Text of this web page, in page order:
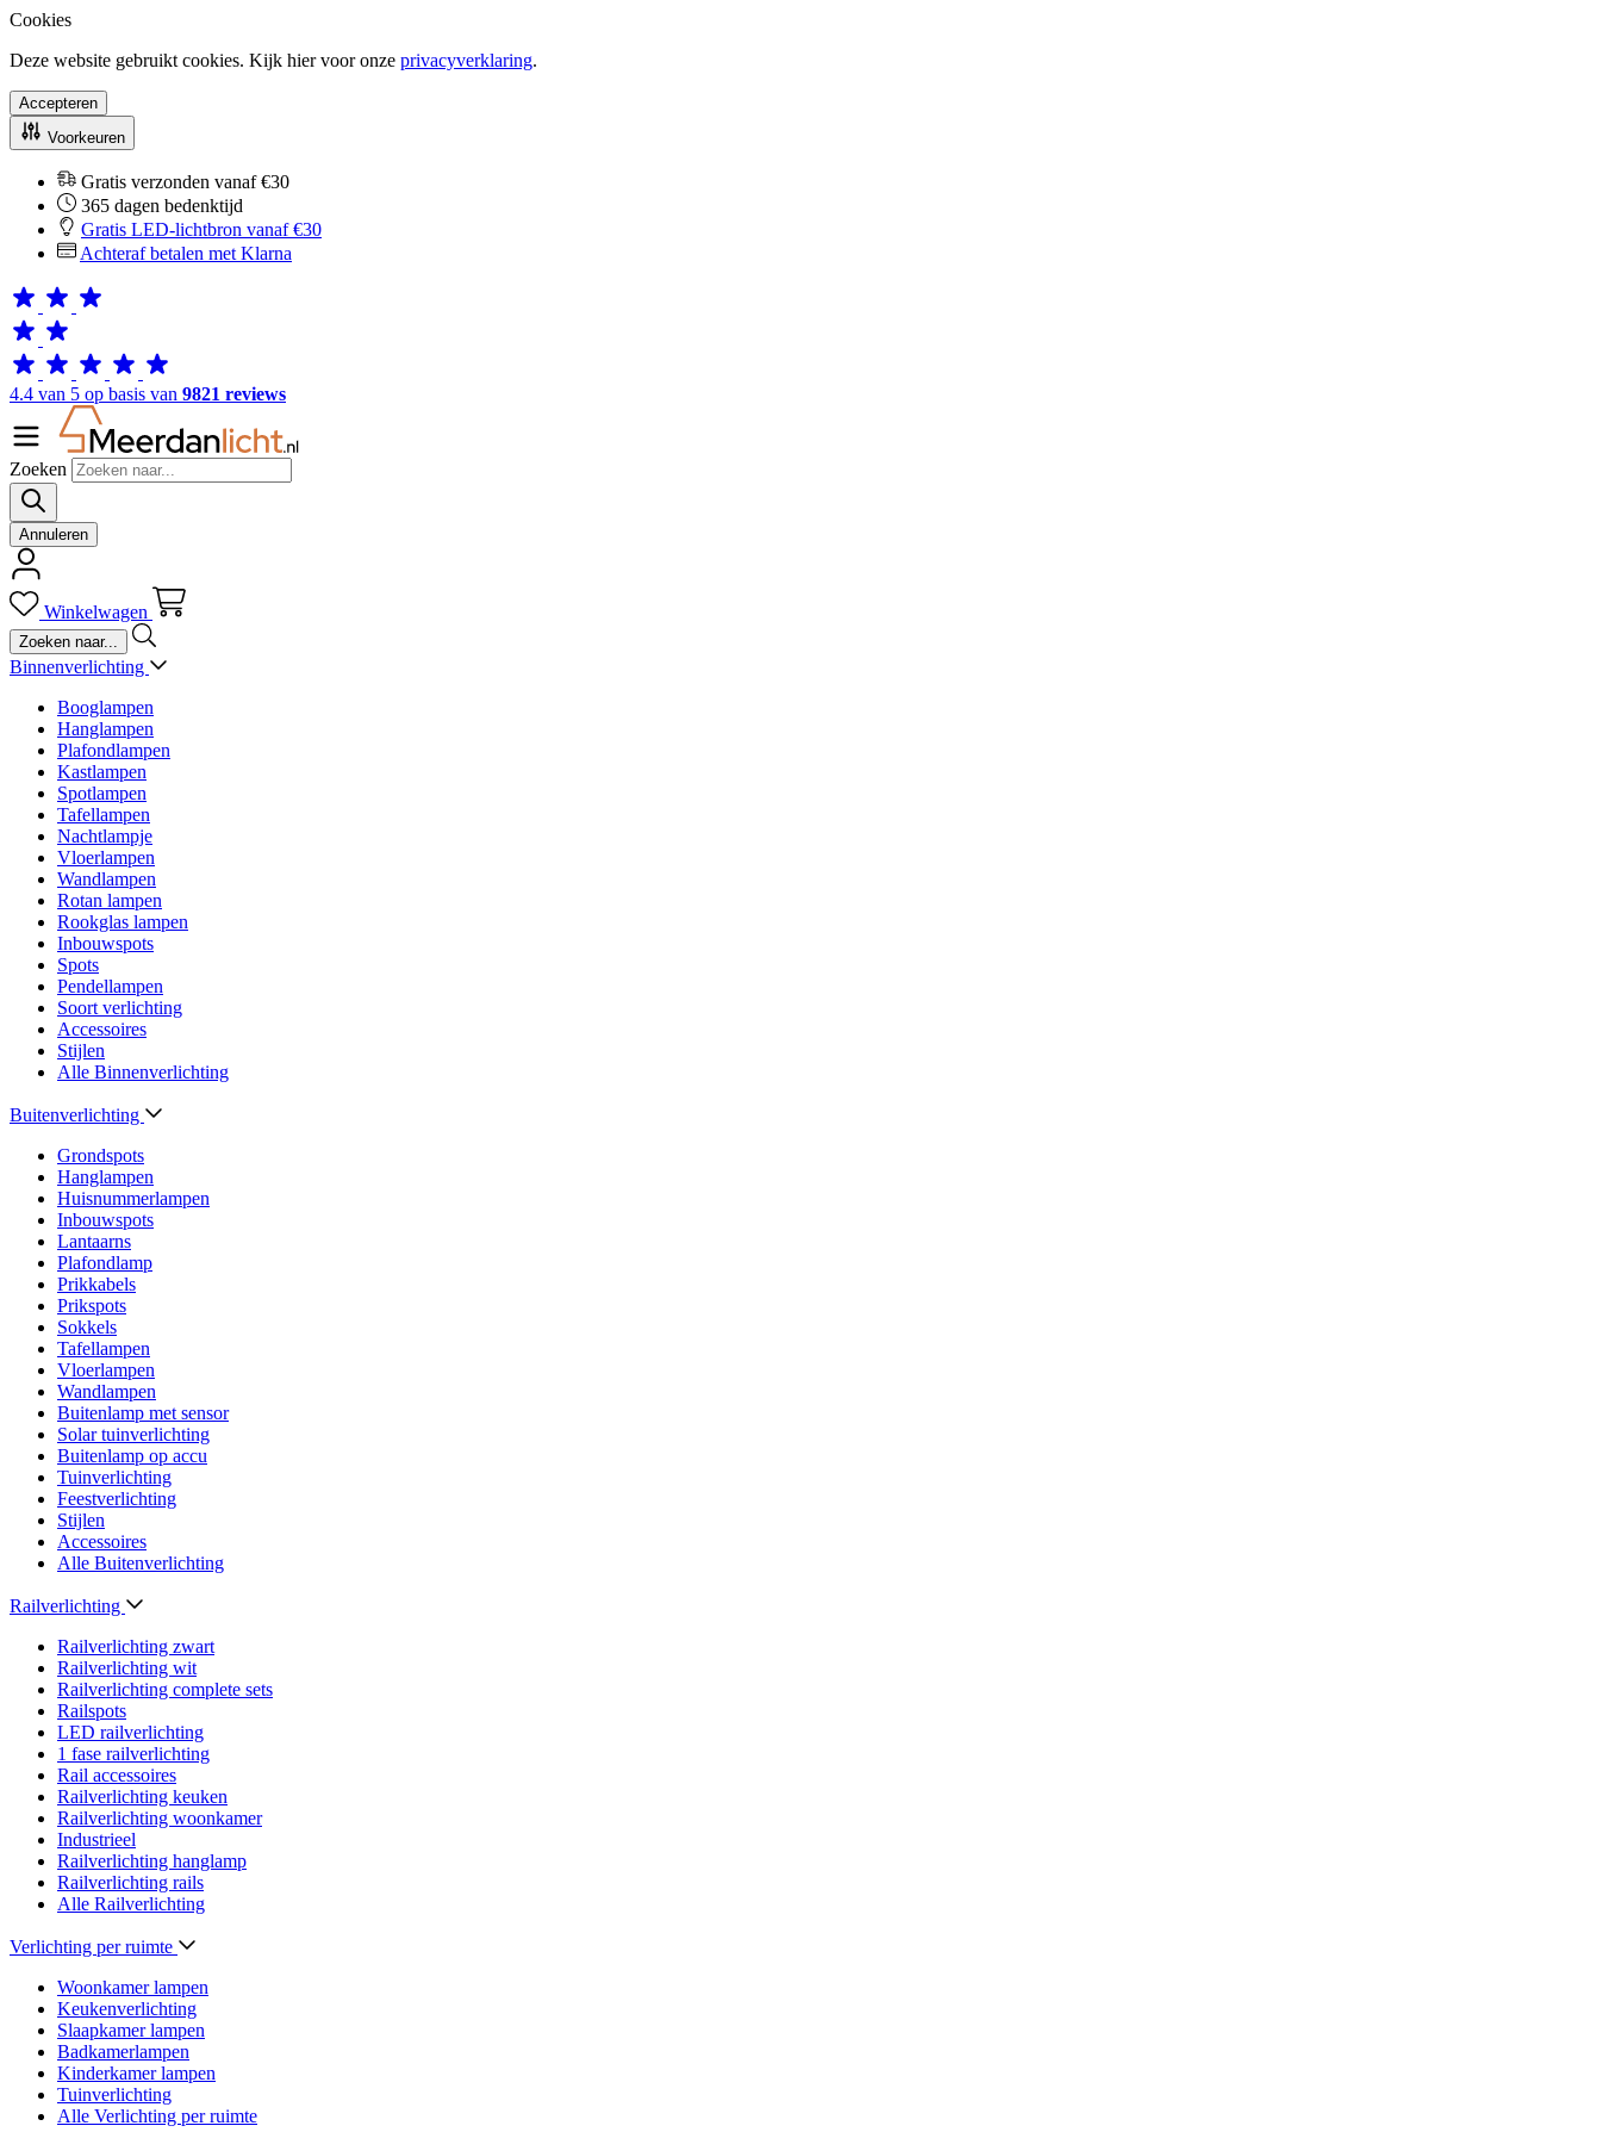
Cookies
Deze website gebruikt cookies. Kijk hier voor onze privacyverklaring.
Accepteren
Voorkeuren
Gratis verzonden vanaf €30
365 dagen bedenktijd
Gratis LED-lichtbron vanaf €30
Achteraf betalen met Klarna
4.4 van 5 op basis van 9821 reviews
Zoeken
Annuleren
Winkelwagen
Binnenverlichting
Booglampen
Hanglampen
Plafondlampen
Kastlampen
Spotlampen
Tafellampen
Nachtlampje
Vloerlampen
Wandlampen
Rotan lampen
Rookglas lampen
Inbouwspots
Spots
Pendellampen
Soort verlichting
Accessoires
Stijlen
Alle Binnenverlichting
Buitenverlichting
Grondspots
Hanglampen
Huisnummerlampen
Inbouwspots
Lantaarns
Plafondlamp
Prikkabels
Prikspots
Sokkels
Tafellampen
Vloerlampen
Wandlampen
Buitenlamp met sensor
Solar tuinverlichting
Buitenlamp op accu
Tuinverlichting
Feestverlichting
Stijlen
Accessoires
Alle Buitenverlichting
Railverlichting
Railverlichting zwart
Railverlichting wit
Railverlichting complete sets
Railspots
LED railverlichting
1 fase railverlichting
Rail accessoires
Railverlichting keuken
Railverlichting woonkamer
Industrieel
Railverlichting hanglamp
Railverlichting rails
Alle Railverlichting
Verlichting per ruimte
Woonkamer lampen
Keukenverlichting
Slaapkamer lampen
Badkamerlampen
Kinderkamer lampen
Tuinverlichting
Alle Verlichting per ruimte